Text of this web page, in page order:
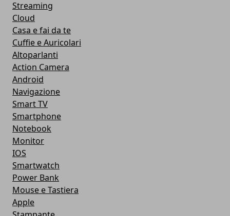
Streaming
Cloud
Casa e fai da te
Cuffie e Auricolari
Altoparlanti
Action Camera
Android
Navigazione
Smart TV
Smartphone
Notebook
Monitor
IOS
Smartwatch
Power Bank
Mouse e Tastiera
Apple